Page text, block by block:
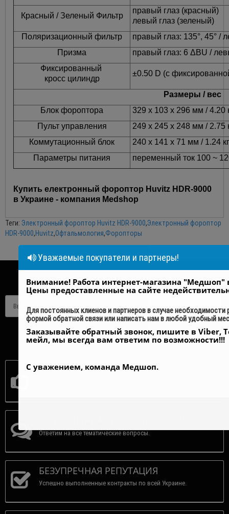
Красный / Зеленый Фильтр
правый глаз (красный)
левый глаз (зеленый)
Поляризационный фильтр
правый глаз: 135°, 45° /
Призма
правый глаз: 6 ΔBU /
Фиксированный
кросс цилиндр
±0.50 D (с
Размеры / вес
Блок фороптора
329 x 103 x 296 мм / 4.20
Пульт управления
249 x 245 x 248 мм / 2.75
Коммутационный блок
240 x 141 x 71 мм / 1.24 кг
Параметры питания
переменный ток 100 ~
Купить електронный фороптор Huvitz HDR-9000
в Украине - компания Medshop
Теги: Электронный фороптор Huvitz HDR-9000,Электронный фороптор
HDR-9000,Huvitz,Офтальмология,Форопторы
ПОДПИСАТЬСЯ НА РАССЫЛКУ
ПОДПИСАТЬСЯ
НАДЕЖНАЯ КОМПАНИЯ
Ответим на все тематические вопросы.
БЕЗУПРЕЧНАЯ РЕПУТАЦИЯ
Успешно выполненные контракты по всей Украине.
Уважаемые покупатели и партнеры!
Внимание! Работа интернет-магазина "Медшоп"
Цены предоставленные на сайте
Для постоянных клиенов и партнеров в случае
формой обратной связи или написать нам в любой удобный
Заказывайте обратный звонок, пишите в Viber,
мейл, мы всегда вам ответим по возможности!!!
С уважением, команда Медшоп.